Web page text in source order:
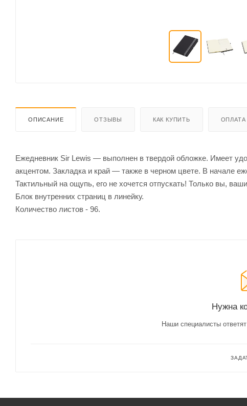
ОПИСАНИЕ ОТЗЫВЫ КАК КУПИТЬ ОПЛАТА
Ежедневник Sir Lewis — выполнен в твердой обложке. Имеет
акцентом. Закладка и край — также в черном цвете. В начале
Тактильный на ощупь, его не хочется отпускать! Только вы,
Блок внутренних страниц в линейку.
Количество листов - 96.
Нужна
Наши специалисты